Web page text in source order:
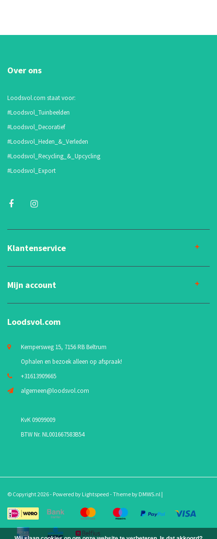
Over ons
Loodsvol.com staat voor:
#Loodsvol_Tuinbeelden
#Loodsvol_Decoratief
#Loodsvol_Heden_&_Verleden
#Loodsvol_Recycling_&_Upcycling
#Loodsvol_Export
Klantenservice
Mijn account
Loodsvol.com
Kempersweg 15, 7156 RB Beltrum
Ophalen en bezoek alleen op afspraak!
+31613909665
algemeen@loodsvol.com
KvK 09099009
BTW Nr. NL001667583B54
© Copyright 2026 - Powered by Lightspeed - Theme by DMWS.nl |